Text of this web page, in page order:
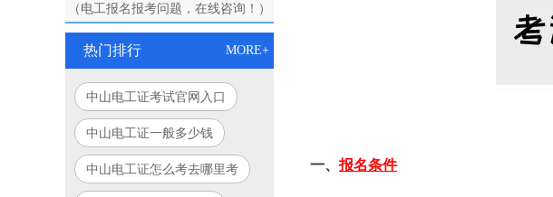
（电工报名报考问题，在线咨询！）
热门排行 MORE+
中山电工证考试官网入口
中山电工证一般多少钱
中山电工证怎么考去哪里考 一、 报名条件